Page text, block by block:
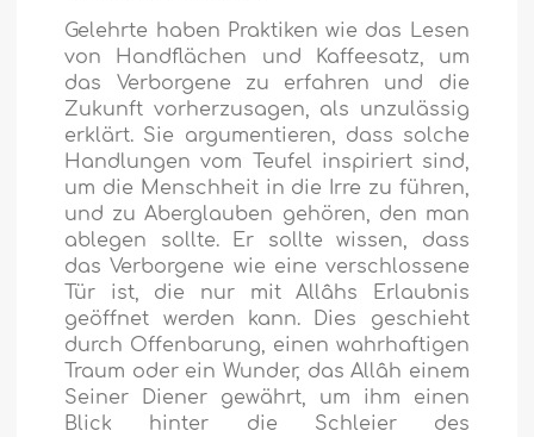
Gelehrte haben Praktiken wie das Lesen
von Handflächen und Kaffeesatz, um
das Verborgene zu erfahren und die
Zukunft vorherzusagen, als unzulässig
erklärt. Sie argumentieren, dass solche
Handlungen vom Teufel inspiriert sind,
um die Menschheit in die Irre zu führen,
und zu Aberglauben gehören, den man
ablegen sollte. Er sollte wissen, dass
das Verborgene wie eine verschlossene
Tür ist, die nur mit Allâhs Erlaubnis
geöffnet werden kann. Dies geschieht
durch Offenbarung, einen wahrhaftigen
Traum oder ein Wunder, das Allâh einem
Seiner Diener gewährt, um ihm einen
Blick hinter die Schleier des